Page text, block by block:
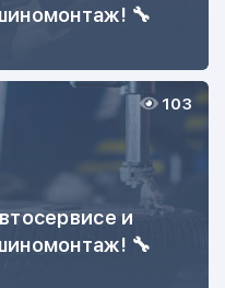
🔧
и
🔧
103